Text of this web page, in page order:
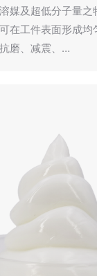
媒及超低分子量之
在工件表面形成均
磨、减震、…